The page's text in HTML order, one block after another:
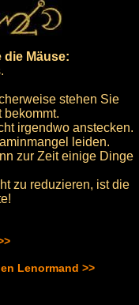
die Mäuse:
stehen Sie
bekommt.
irgendwo anstecken.
leiden.
zur Zeit einige Dinge
zu reduzieren, ist die
Lenormand >>